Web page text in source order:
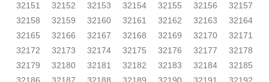
32151
32152 32153 32154 32155 32156
32157
32158
32159 32160 32161 32162 32163
32164
32165
32166 32167 32168 32169 32170
32171
32172
32173 32174 32175 32176 32177
32178
32179
32180 32181 32182 32183 32184
32185